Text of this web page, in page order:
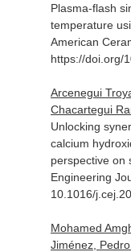
Plasma-flash
temperature
American
https://doi.org/
Arcenegui
Chacartegui
Unlocking
calcium
perspective on
Engineering
10.1016/
Mohamed
Jiménez,